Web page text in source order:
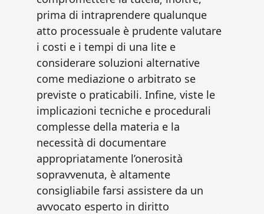
prima di intraprendere qualunque
atto processuale è prudente valutare
i costi e i tempi di una lite e
considerare soluzioni alternative
come mediazione o arbitrato se
previste o praticabili. Infine, viste le
implicazioni tecniche e procedurali
complesse della materia e la
necessità di documentare
appropriatamente l’onerosità
sopravvenuta, è altamente
consigliabile farsi assistere da un
avvocato esperto in diritto